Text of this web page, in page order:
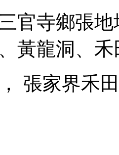
官寺鄉張
黃龍洞、
， 張家界